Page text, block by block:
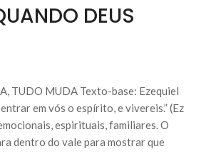
DEUS
TUDO MUDA Texto-base: Ezequiel
em vós o espírito, e vivereis.” (Ez
espirituais, familiares. O
dentro do vale para mostrar que